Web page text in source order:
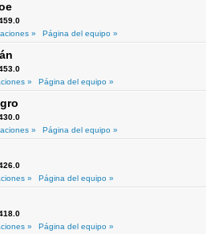
»
Página del equipo »
»
Página del equipo »
»
Página del equipo »
»
Página del equipo »
»
Página del equipo »